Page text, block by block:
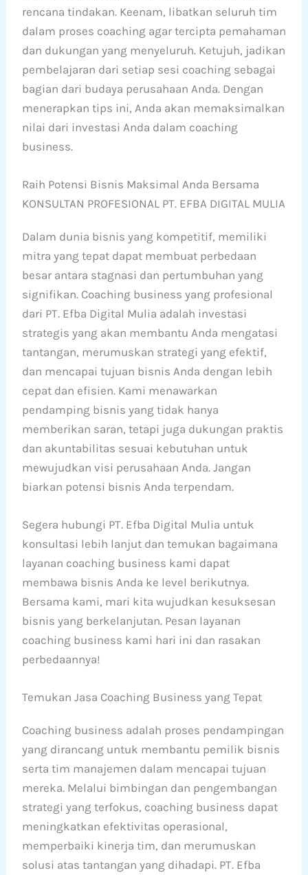
rencana tindakan. Keenam, libatkan seluruh tim
dalam proses coaching agar tercipta pemahaman
dan dukungan yang menyeluruh. Ketujuh, jadikan
pembelajaran dari setiap sesi coaching sebagai
bagian dari budaya perusahaan Anda. Dengan
menerapkan tips ini, Anda akan memaksimalkan
nilai dari investasi Anda dalam coaching
business.
Raih Potensi Bisnis Maksimal Anda Bersama
KONSULTAN PROFESIONAL PT. EFBA DIGITAL MULIA
Dalam dunia bisnis yang kompetitif, memiliki
mitra yang tepat dapat membuat perbedaan
besar antara stagnasi dan pertumbuhan yang
signifikan. Coaching business yang profesional
dari PT. Efba Digital Mulia adalah investasi
strategis yang akan membantu Anda mengatasi
tantangan, merumuskan strategi yang efektif,
dan mencapai tujuan bisnis Anda dengan lebih
cepat dan efisien. Kami menawarkan
pendamping bisnis yang tidak hanya
memberikan saran, tetapi juga dukungan praktis
dan akuntabilitas sesuai kebutuhan untuk
mewujudkan visi perusahaan Anda. Jangan
biarkan potensi bisnis Anda terpendam.
Segera hubungi PT. Efba Digital Mulia untuk
konsultasi lebih lanjut dan temukan bagaimana
layanan coaching business kami dapat
membawa bisnis Anda ke level berikutnya.
Bersama kami, mari kita wujudkan kesuksesan
bisnis yang berkelanjutan. Pesan layanan
coaching business kami hari ini dan rasakan
perbedaannya!
Temukan Jasa Coaching Business yang Tepat
Coaching business adalah proses pendampingan
yang dirancang untuk membantu pemilik bisnis
serta tim manajemen dalam mencapai tujuan
mereka. Melalui bimbingan dan pengembangan
strategi yang terfokus, coaching business dapat
meningkatkan efektivitas operasional,
memperbaiki kinerja tim, dan merumuskan
solusi atas tantangan yang dihadapi. PT. Efba